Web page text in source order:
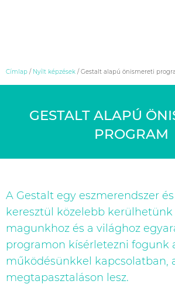
Címlap / Nyílt képzések /Gestalt alapú önismereti
GESTALT ALAPÚ
PROGRAM
A Gestalt egy eszmerendszer
keresztül közelebb kerülhetünk
magunkhoz és a világhoz
programon kísérletezni fogunk
működésünkkel kapcsolatban,
megtapasztaláson lesz.